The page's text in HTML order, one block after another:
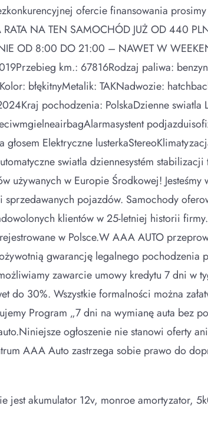
ofercie finansowania
NA TEN SAMOCHÓD JUŻ OD 440
OD 8:00 DO 21:00 – NAWET W
km.: 67816Rodzaj paliwa:
błękitnyMetalik: TAKNadwozie:
pochodzenia: PolskaDzienne swiatla
Elektryczne
swiatla dziennesystém stabilizacji
w Europie Środkowej! Jesteśmy
sprzedawanych pojazdów. Samochody
klientów w 25-letniej historii
w Polsce.W AAA AUTO
gwarancję legalnego pochodzenia
zawarcie umowy kredytu 7 dni w
do 30%. Wszystkie formalności można
Program „7 dni na wymianę auta bez
ogłoszenie nie stanowi oferty
AAA Auto zastrzega sobie prawo do
jest akumulator 12v, monroe amortyzator,